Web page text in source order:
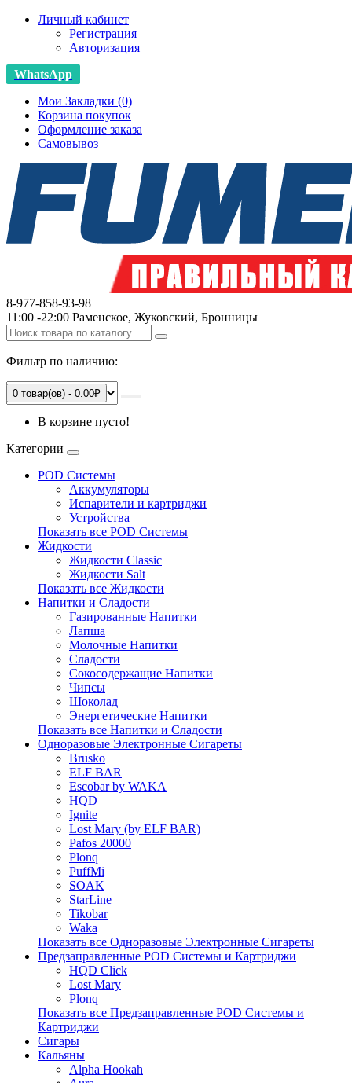
Личный кабинет
Регистрация
Авторизация
WhatsApp
Мои Закладки (0)
Корзина покупок
Оформление заказа
Самовывоз
8-977-858-93-98
11:00 -22:00 Раменское, Жуковский, Бронницы
Фильтр по наличию:
0 товар(ов) - 0.00₽
В корзине пусто!
Категории
POD Системы
Аккумуляторы
Испарители и картриджи
Устройства
Показать все POD Системы
Жидкости
Жидкости Classic
Жидкости Salt
Показать все Жидкости
Напитки и Сладости
Газированные Напитки
Лапша
Молочные Напитки
Сладости
Сокосодержащие Напитки
Чипсы
Шоколад
Энергетические Напитки
Показать все Напитки и Сладости
Одноразовые Электронные Сигареты
Brusko
ELF BAR
Escobar by WAKA
HQD
Ignite
Lost Mary (by ELF BAR)
Pafos 20000
Plonq
PuffMi
SOAK
StarLine
Tikobar
Waka
Показать все Одноразовые Электронные Сигареты
Предзаправленные POD Системы и Картриджи
HQD Click
Lost Mary
Plonq
Показать все Предзаправленные POD Системы и
Картриджи
Сигары
Кальяны
Alpha Hookah